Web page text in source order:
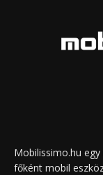
Mobilissimo.hu
főként mobil